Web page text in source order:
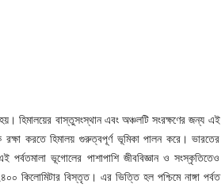
বাস্তুসংস্থান এবং অঞ্চলটি সংরক্ষণের জন্য এই
করতে হিমালয় গুরুত্বপূর্ণ ভূমিকা পালন করে। ভারতের
ভূগোলের পাশাপাশি জীববিজ্ঞান ও সংস্কৃতিতেও
কিলোমিটার বিস্তৃত। এর ভিত্তি হল পশ্চিমে নাঙ্গা পর্বত